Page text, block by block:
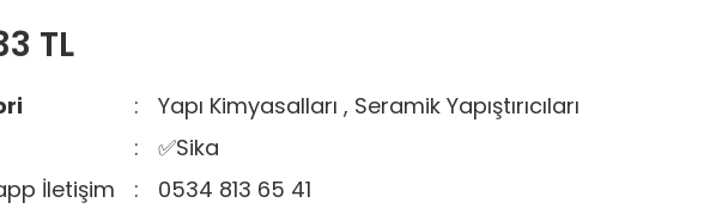
TL
Yapı Kimyasalları , Seramik Yapıştırıcıları
✅Sika
İletişim
0534 813 65 41